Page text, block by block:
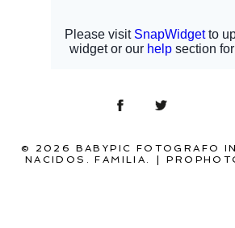
© 2026 BABYPIC FOTOGRAFO
NACIDOS. FAMILIA.